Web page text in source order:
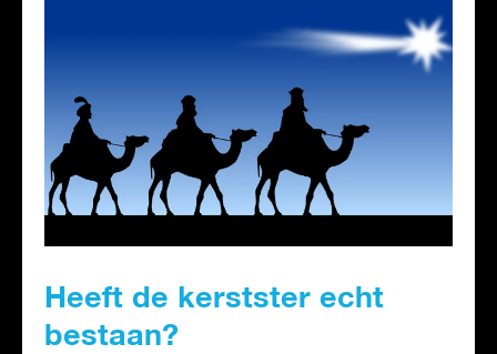
Heeft de kerstster echt
bestaan?